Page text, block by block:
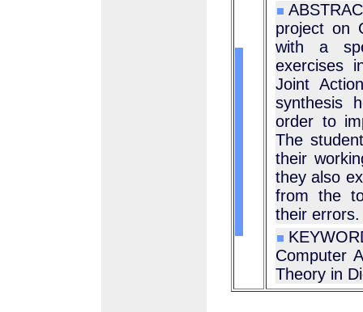
project on
with a
exercises
Joint
synthesis
order to
The
their
they also
from the
their
Computer
Theory in